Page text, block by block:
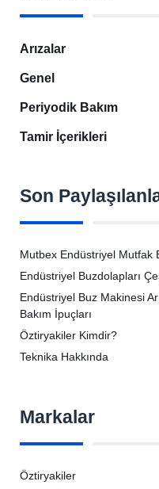
Arızalar
Genel
Periyodik Bakım
Tamir İçerikleri
Son
Mutbex Endüstriyel Mutfak
Endüstriyel Buzdolapları
Endüstriyel Buz Makinesi
Bakım İpuçları
Öztiryakiler Kimdir?
Teknika Hakkında
Markalar
Öztiryakiler